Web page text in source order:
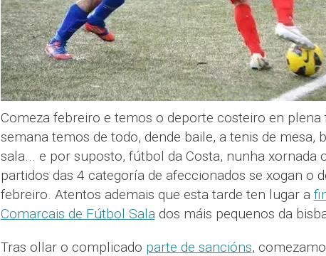
Comeza febreiro e temos o deporte costeiro en plena
semana temos de todo, dende baile, a tenis de mesa,
sala... e por suposto, fútbol da Costa, nunha xornada
partidos das 4 categoría de afeccionados se xogan o
febreiro. Atentos ademais que esta tarde ten lugar a
Comarcais de Fútbol Salados máis pequenos da
Tras ollar o complicado parte de sancións,